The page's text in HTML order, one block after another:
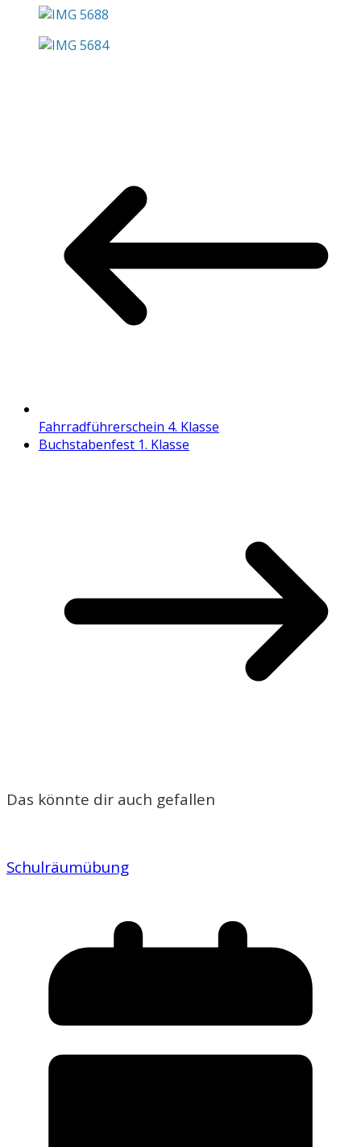
Fahrradführerschein 4. Klasse
Buchstabenfest 1. Klasse
Das könnte dir auch gefallen
Schulräumübung